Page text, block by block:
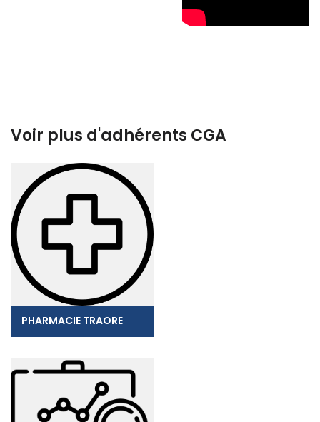
Voir plus d'adhérents CGA
PHARMACIE TRAORE